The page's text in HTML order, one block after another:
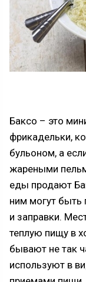
Баксо – это
фрикадельки,
бульоном, а
жареными
еды продают
ним могут
и заправки.
теплую пищу в
бывают не так
используют в